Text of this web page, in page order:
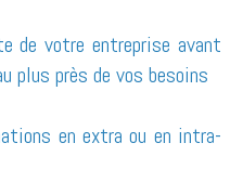
de votre entreprise avant
plus près de vos besoins
en extra ou en intra-